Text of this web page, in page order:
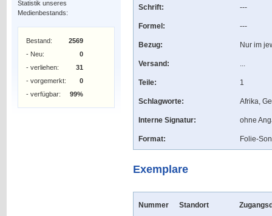
Statistik unseres
Medienbestands:
Bestand:
2569
- Neu:
0
- verliehen:
31
- vorgemerkt:
0
- verfügbar:
99%
Schrift: ---
Formel: ---
Bezug: Nur im
Versand: ...
Teile: 1
Schlagworte: Afrika,
Interne Signatur: ohne
Format: Folie-
Exemplare
Nummer Standort